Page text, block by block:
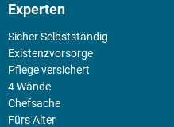
Experten
Sicher Selbstständig
Existenz­vorsorge
Pflege versichert
4 Wände
Chefsache
Fürs Alter